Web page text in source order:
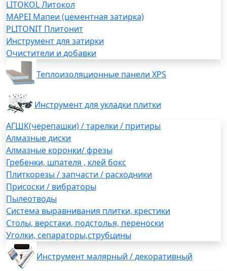
LITOKOL Литокол
MAPEI Мапеи (цементная затирка)
PLITONIT Плитонит
Инструмент для затирки
Очистители и добавки
Теплоизоляционные панели XPS
Инструмент для укладки плитки
АГШК(черепашки) / тарелки / притиры
Алмазные диски
Алмазные коронки/ фрезы
Гребенки, шпателя , клей бокс
Плиткорезы / запчасти / расходники
Присоски / вибраторы
Пылеотводы
Система выравнивания плитки, крестики
Столы, верстаки, подстолья, переноски
Уголки, сепараторы,струбцины
Инструмент малярный / декоративный